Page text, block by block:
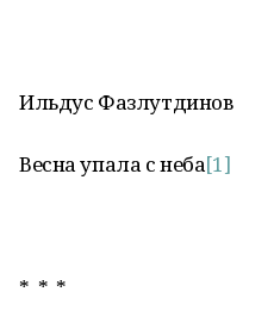
Ильдус Фазлутдинов
Весна упала с неба[1]
* * *